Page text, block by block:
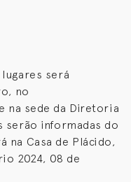
será
no
e na sede da Diretoria
serão informadas do
na Casa de Plácido,
2024, 08 de